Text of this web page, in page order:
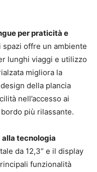
per praticità e
offre un ambiente
lunghi viaggi e utilizzo
migliora la
della plancia
nell’accesso ai
più rilassante.
alla tecnologia
da 12,3” e il display
funzionalità